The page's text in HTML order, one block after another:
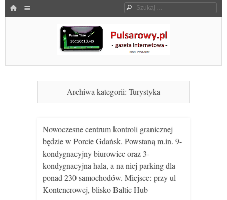
HOME Szukaj
Pulsarowy.pl
Archiwa kategorii: Turystyka
Nowoczesne centrum kontroli granicznej
będzie w Porcie Gdańsk. Powstaną m.in. 9-
kondygnacyjny biurowiec oraz 3-
kondygnacyjna hala, a na niej parking dla
ponad 230 samochodów. Miejsce: przy ul
Kontenerowej, blisko Baltic Hub